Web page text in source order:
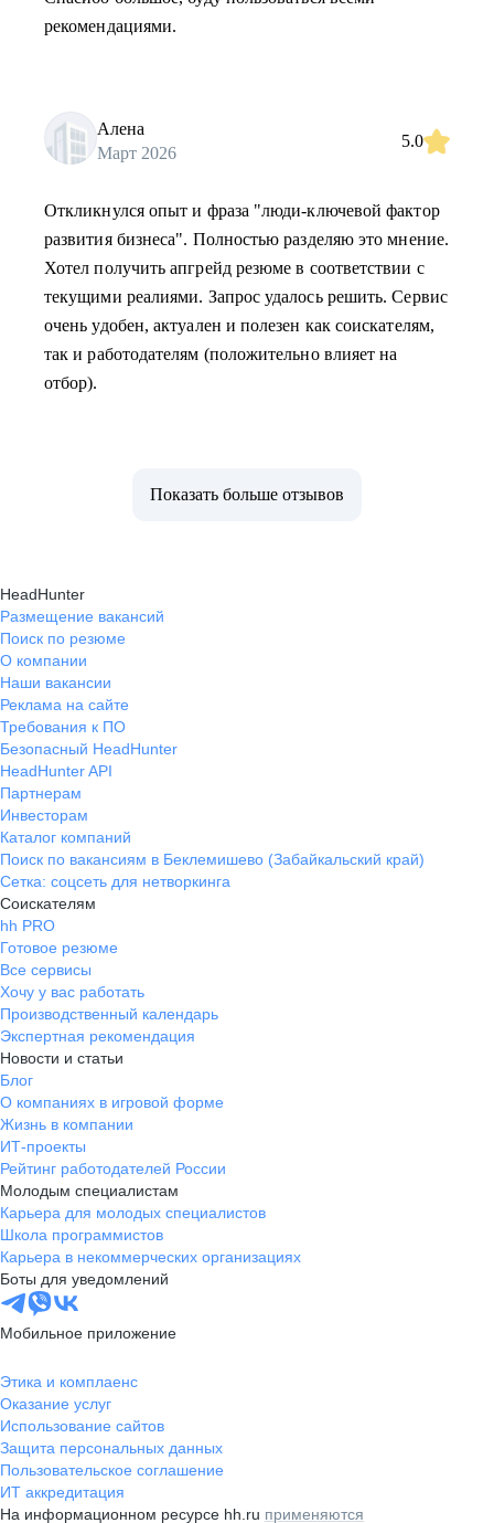
рекомендациями.
Алена
Март 2026
5.0
Откликнулся опыт и фраза "люди-ключевой фактор
развития бизнеса". Полностью разделяю это мнение.
Хотел получить апгрейд резюме в соответствии с
текущими реалиями. Запрос удалось решить. Сервис
очень удобен, актуален и полезен как соискателям,
так и работодателям (положительно влияет на
отбор).
Показать больше отзывов
HeadHunter
Размещение вакансий
Поиск по резюме
О компании
Наши вакансии
Реклама на сайте
Требования к ПО
Безопасный HeadHunter
HeadHunter API
Партнерам
Инвесторам
Каталог компаний
Поиск по вакансиям в Беклемишево (Забайкальский край)
Сетка: соцсеть для нетворкинга
Соискателям
hh PRO
Готовое резюме
Все сервисы
Хочу у вас работать
Производственный календарь
Экспертная рекомендация
Новости и статьи
Блог
О компаниях в игровой форме
Жизнь в компании
ИТ-проекты
Рейтинг работодателей России
Молодым специалистам
Карьера для молодых специалистов
Школа программистов
Карьера в некоммерческих организациях
Боты для уведомлений
Мобильное приложение
Этика и комплаенс
Оказание услуг
Использование сайтов
Защита персональных данных
Пользовательское соглашение
ИТ аккредитация
На информационном ресурсе hh.ru применяются